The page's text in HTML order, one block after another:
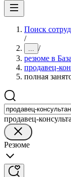
Поиск
/
... /
резюме в
продавец-
полная
продавец-
Резюме